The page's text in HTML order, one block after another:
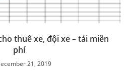
thuê xe, đội xe – tải miễn
phí
21, 2019